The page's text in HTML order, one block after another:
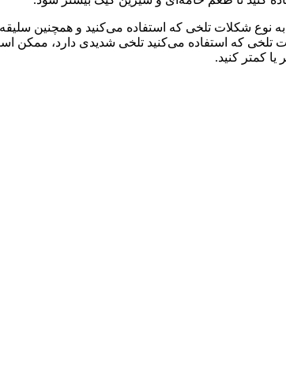
شکلات تلخی که استفاده می‌کنید تلخی شدیدی دارد،
کمتر کنید.